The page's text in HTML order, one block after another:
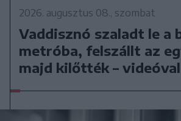
2026. augusztus 08., szombat
Vaddisznó szaladt le a
metróba, felszállt az
majd kilőtték – videóval